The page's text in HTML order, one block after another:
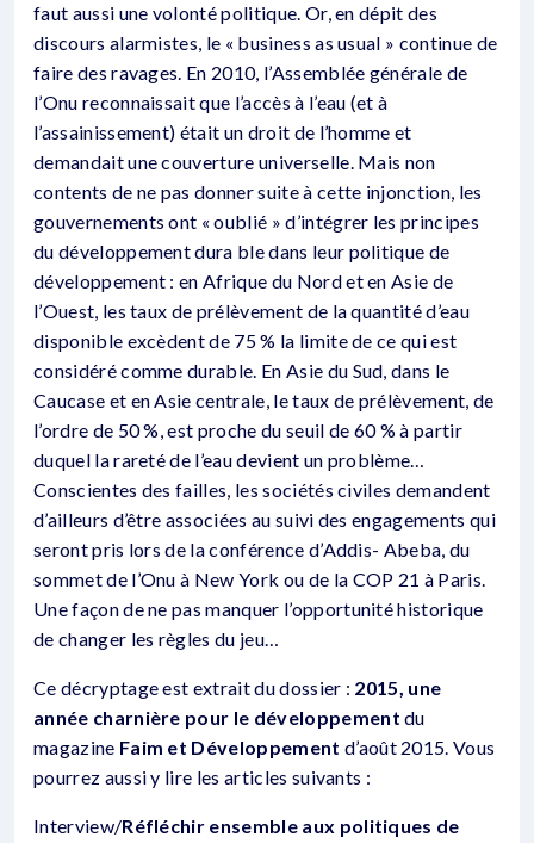
faut aussi une volonté politique. Or, en dépit des
discours alarmistes, le « business as usual » continue de
faire des ravages. En 2010, l’Assemblée générale de
l’Onu reconnaissait que l’accès à l’eau (et à
l’assainissement) était un droit de l’homme et
demandait une couverture universelle. Mais non
contents de ne pas donner suite à cette injonction, les
gouvernements ont « oublié » d’intégrer les principes
du développement dura ble dans leur politique de
développement : en Afrique du Nord et en Asie de
l’Ouest, les taux de prélèvement de la quantité d’eau
disponible excèdent de 75 % la limite de ce qui est
considéré comme durable. En Asie du Sud, dans le
Caucase et en Asie centrale, le taux de prélèvement, de
l’ordre de 50 %, est proche du seuil de 60 % à partir
duquel la rareté de l’eau devient un problème…
Conscientes des failles, les sociétés civiles demandent
d’ailleurs d’être associées au suivi des engagements qui
seront pris lors de la conférence d’Addis- Abeba, du
sommet de l’Onu à New York ou de la COP 21 à Paris.
Une façon de ne pas manquer l’opportunité historique
de changer les règles du jeu…
Ce décryptage est extrait du dossier : 2015, une
année charnière pour le développementdu
magazine Faim et Développement d’août 2015. Vous
pourrez aussi y lire les articles suivants :
Interview/Réfléchir ensemble aux politiques de